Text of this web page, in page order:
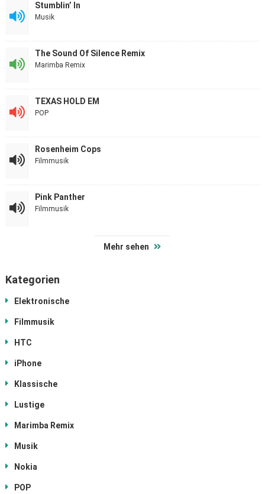
Stumblin’ In
Musik
The Sound Of Silence Remix
Marimba Remix
TEXAS HOLD EM
POP
Rosenheim Cops
Filmmusik
Pink Panther
Filmmusik
Mehr sehen
Kategorien
Elektronische
Filmmusik
HTC
iPhone
Klassische
Lustige
Marimba Remix
Musik
Nokia
POP